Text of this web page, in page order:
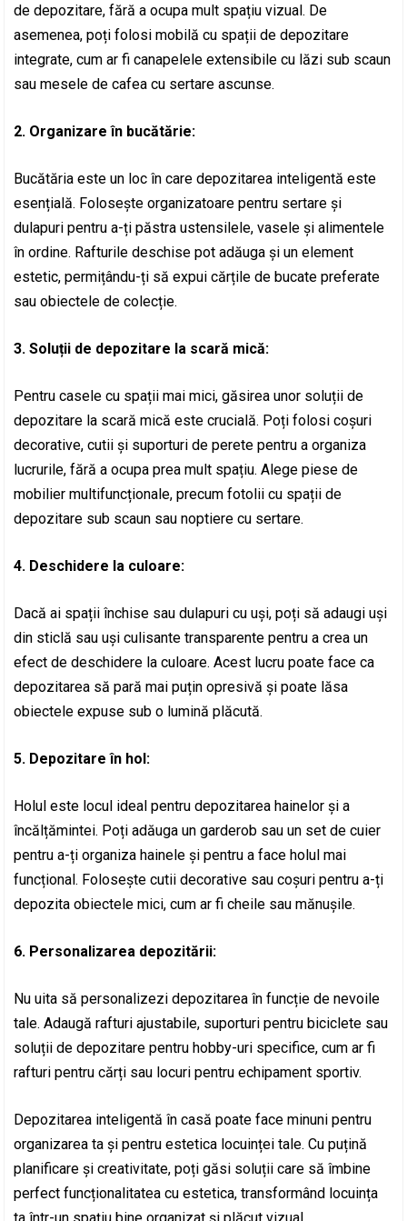
de depozitare, fără a ocupa mult spațiu vizual. De
asemenea, poți folosi mobilă cu spații de depozitare
integrate, cum ar fi canapelele extensibile cu lăzi sub scaun
sau mesele de cafea cu sertare ascunse.
2. Organizare în bucătărie:
Bucătăria este un loc în care depozitarea inteligentă este
esențială. Folosește organizatoare pentru sertare și
dulapuri pentru a-ți păstra ustensilele, vasele și alimentele
în ordine. Rafturile deschise pot adăuga și un element
estetic, permițându-ți să expui cărțile de bucate preferate
sau obiectele de colecție.
3. Soluții de depozitare la scară mică:
Pentru casele cu spații mai mici, găsirea unor soluții de
depozitare la scară mică este crucială. Poți folosi coșuri
decorative, cutii și suporturi de perete pentru a organiza
lucrurile, fără a ocupa prea mult spațiu. Alege piese de
mobilier multifuncționale, precum fotolii cu spații de
depozitare sub scaun sau noptiere cu sertare.
4. Deschidere la culoare:
Dacă ai spații închise sau dulapuri cu uși, poți să adaugi uși
din sticlă sau uși culisante transparente pentru a crea un
efect de deschidere la culoare. Acest lucru poate face ca
depozitarea să pară mai puțin opresivă și poate lăsa
obiectele expuse sub o lumină plăcută.
5. Depozitare în hol:
Holul este locul ideal pentru depozitarea hainelor și a
încălțămintei. Poți adăuga un garderob sau un set de cuier
pentru a-ți organiza hainele și pentru a face holul mai
funcțional. Folosește cutii decorative sau coșuri pentru a-ți
depozita obiectele mici, cum ar fi cheile sau mănușile.
6. Personalizarea depozitării:
Nu uita să personalizezi depozitarea în funcție de nevoile
tale. Adaugă rafturi ajustabile, suporturi pentru biciclete sau
soluții de depozitare pentru hobby-uri specifice, cum ar fi
rafturi pentru cărți sau locuri pentru echipament sportiv.
Depozitarea inteligentă în casă poate face minuni pentru
organizarea ta și pentru estetica locuinței tale. Cu puțină
planificare și creativitate, poți găsi soluții care să îmbine
perfect funcționalitatea cu estetica, transformând locuința
ta într-un spațiu bine organizat și plăcut vizual.